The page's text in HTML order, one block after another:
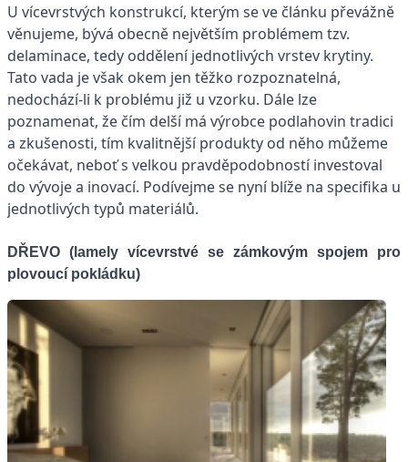
U vícevrstvých konstrukcí, kterým se ve článku převážně
věnujeme, bývá obecně největším problémem tzv.
delaminace, tedy oddělení jednotlivých vrstev krytiny.
Tato vada je však okem jen těžko rozpoznatelná,
nedochází-li k problému již u vzorku. Dále lze
poznamenat, že čím delší má výrobce podlahovin tradici
a zkušenosti, tím kvalitnější produkty od něho můžeme
očekávat, neboť s velkou pravděpodobností investoval
do vývoje a inovací. Podívejme se nyní blíže na specifika u
jednotlivých typů materiálů.
DŘEVO (lamely vícevrstvé se zámkovým spojem pro
plovoucí pokládku)